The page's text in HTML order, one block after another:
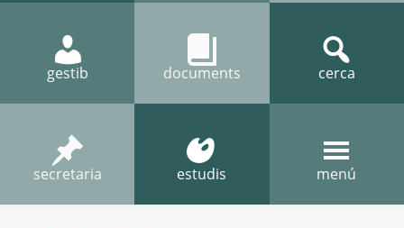
gestib documents cerca
secretaria estudis menú